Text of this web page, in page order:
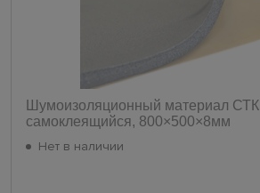
Шумоизоляционный материал
самоклеящийся, 800×500×8мм
Нет в наличии